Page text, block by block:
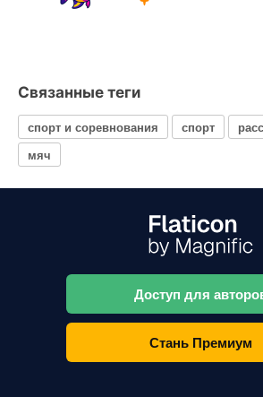
Связанные теги
спорт и соревнования спорт
мяч
Доступ для
Стань Премиум